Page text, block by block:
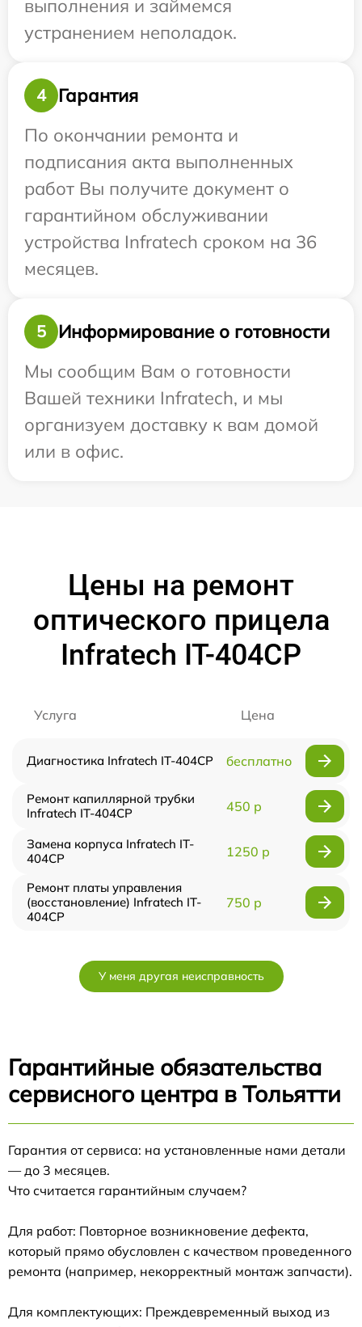
выполнения и займемся
устранением неполадок.
4
Гарантия
По окончании ремонта и
подписания акта выполненных
работ Вы получите документ о
гарантийном обслуживании
устройства Infratech сроком на 36
месяцев.
5
Информирование о готовности
Мы сообщим Вам о готовности
Вашей техники Infratech, и мы
организуем доставку к вам домой
или в офис.
Цены на ремонт
оптического прицела
Infratech IT-404CP
Услуга Цена
Диагностика Infratech IT-404CP бесплатно
Ремонт капиллярной трубки
Infratech IT-404CP
450 р
Замена корпуса Infratech IT-
404CP
1250 р
Ремонт платы управления
(восстановление) Infratech IT-
404CP
750 р
У меня другая неисправность
Гарантийные обязательства
сервисного центра в Тольятти
Гарантия от сервиса: на установленные нами детали
— до 3 месяцев.
Что считается гарантийным случаем?
Для работ: Повторное возникновение дефекта,
который прямо обусловлен с качеством проведенного
ремонта (например, некорректный монтаж запчасти).
Для комплектующих: Преждевременный выход из